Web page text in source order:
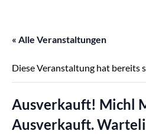
« Alle Veranstaltungen
Diese Veranstaltung hat bereits
Ausverkauft! Michl
Ausverkauft.